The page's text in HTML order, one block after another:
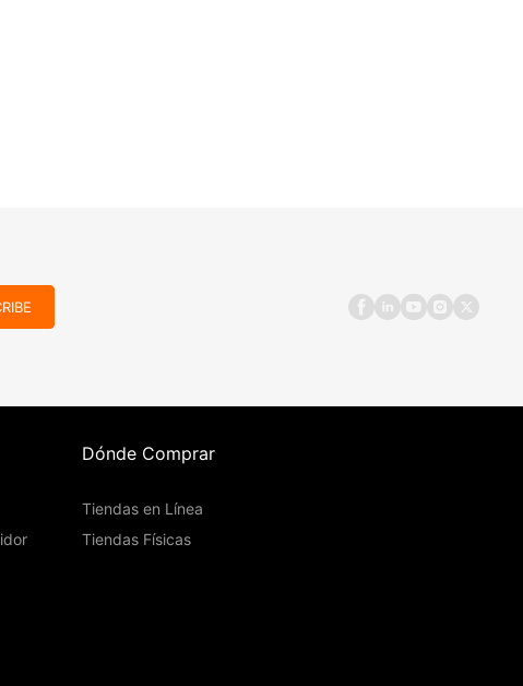
Dónde Comprar
Tiendas en Línea
Tiendas Físicas